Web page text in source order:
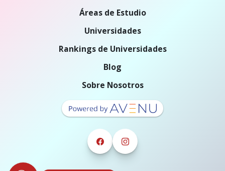
Áreas de Estudio
Universidades
Rankings de Universidades
Blog
Sobre Nosotros